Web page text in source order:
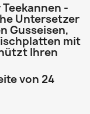
-
Untersetzer
Gusseisen,
mit
Ihren
von 24